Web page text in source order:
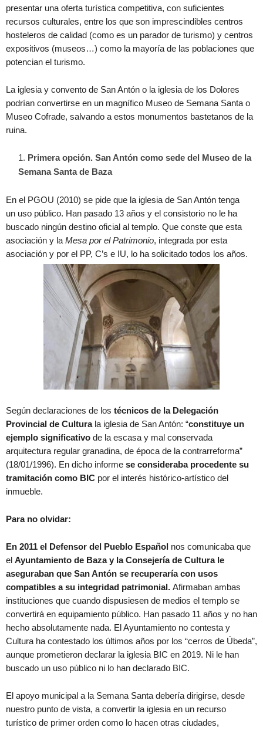
presentar una oferta turística competitiva, con suficientes
recursos culturales, entre los que son imprescindibles centros
hosteleros de calidad (como es un parador de turismo) y centros
expositivos (museos…) como la mayoría de las poblaciones que
potencian el turismo.
La iglesia y convento de San Antón o la iglesia de los Dolores
podrían convertirse en un magnífico Museo de Semana Santa o
Museo Cofrade, salvando a estos monumentos bastetanos de la
ruina.
Primera opción. San Antón como sede del Museo de la
Semana Santa de Baza
En el PGOU (2010) se pide que la iglesia de San Antón tenga
un uso público. Han pasado 13 años y el consistorio no le ha
buscado ningún destino oficial al templo. Que conste que esta
asociación y la Mesa por el Patrimonio, integrada por esta
asociación y por el PP, C’s e IU, lo ha solicitado todos los años.
Según declaraciones de los técnicos de la Delegación
Provincial de Culturala iglesia de San Antón: “constituye un
ejemplo significativo de la escasa y mal conservada
arquitectura regular granadina, de época de la contrarreforma”
(18/01/1996). En dicho informe se consideraba procedente su
tramitación como BIC por el interés histórico-artístico del
inmueble.
Para no olvidar:
En 2011 el Defensor del Pueblo Español nos comunicaba que
el Ayuntamiento de Baza y la Consejería de Cultura le
aseguraban que San Antón se recuperaría con usos
compatibles a su integridad patrimonial. Afirmaban ambas
instituciones que cuando dispusiesen de medios el templo se
convertirá en equipamiento público. Han pasado 11 años y no han
hecho absolutamente nada. El Ayuntamiento no contesta y
Cultura ha contestado los últimos años por los “cerros de Úbeda”,
aunque prometieron declarar la iglesia BIC en 2019. Ni le han
buscado un uso público ni lo han declarado BIC.
El apoyo municipal a la Semana Santa debería dirigirse, desde
nuestro punto de vista, a convertir la iglesia en un recurso
turístico de primer orden como lo hacen otras ciudades,